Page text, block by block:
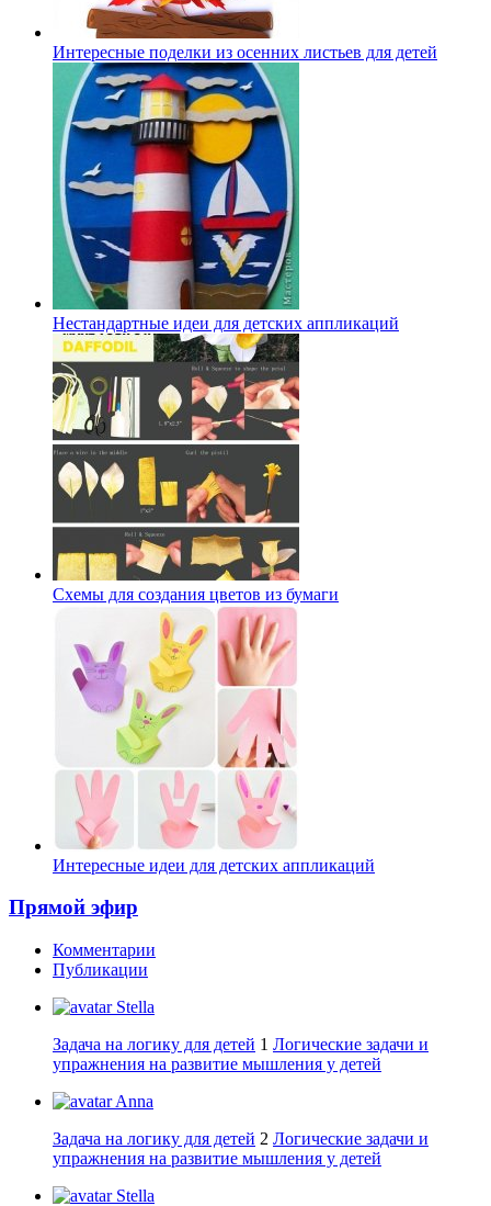
Интересные поделки из осенних листьев для детей
Нестандартные идеи для детских аппликаций
Схемы для создания цветов из бумаги
Интересные идеи для детских аппликаций
Прямой эфир
Комментарии
Публикации
Stella
Задача на логику для детей 1 Логические задачи и
упражнения на развитие мышления у детей
Anna
Задача на логику для детей 2 Логические задачи и
упражнения на развитие мышления у детей
Stella